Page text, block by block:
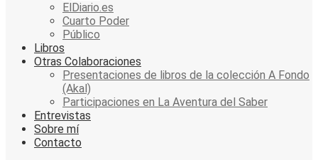
ElDiario.es
Cuarto Poder
Público
Libros
Otras Colaboraciones
Presentaciones de libros de la colección A Fondo
(Akal)
Participaciones en La Aventura del Saber
Entrevistas
Sobre mí
Contacto